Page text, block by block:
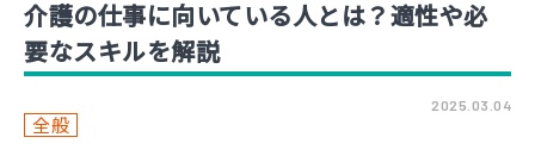
介護の仕事に向いている人とは？適性や必
要なスキルを解説
2025.03.04
全般